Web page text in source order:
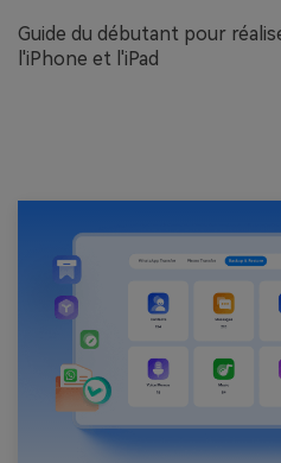
Guide du débutant pour
l'iPhone et l'iPad